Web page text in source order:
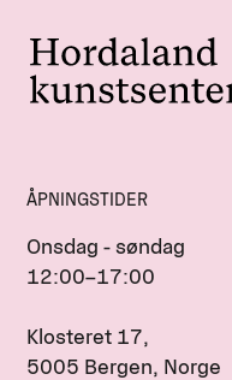
ÅPNINGSTIDER
Onsdag - søndag
12:00–17:00
Klosteret 17,
5005 Bergen, Norge